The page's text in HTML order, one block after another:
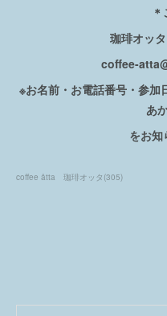
珈琲オッ
coffee-
※お名前・お電話番号・参加
あ
をお知
coffee åtta 珈琲オッタ (305)